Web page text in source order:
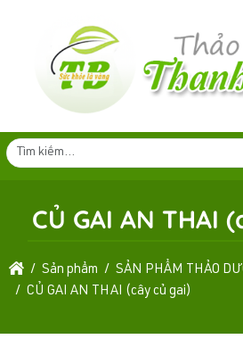
CỦ GAI AN THAI
Sản phẩm
SẢN PHẨM THẢO
CỦ GAI AN THAI (cây củ gai)